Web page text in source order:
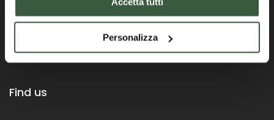
Personalizza
Find us